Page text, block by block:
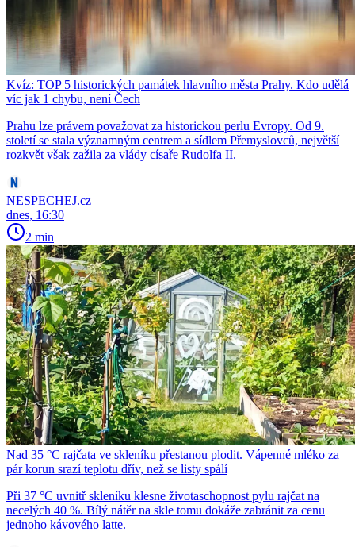
Kvíz: TOP 5 historických památek hlavního města Prahy. Kdo udělá
víc jak 1 chybu, není Čech
Prahu lze právem považovat za historickou perlu Evropy. Od 9.
století se stala významným centrem a sídlem Přemyslovců, největší
rozkvět však zažila za vlády císaře Rudolfa II.
NESPECHEJ.cz
dnes, 16:30
2 min
Nad 35 °C rajčata ve skleníku přestanou plodit. Vápenné mléko za
pár korun srazí teplotu dřív, než se listy spálí
Při 37 °C uvnitř skleníku klesne životaschopnost pylu rajčat na
necelých 40 %. Bílý nátěr na skle tomu dokáže zabránit za cenu
jednoho kávového latte.